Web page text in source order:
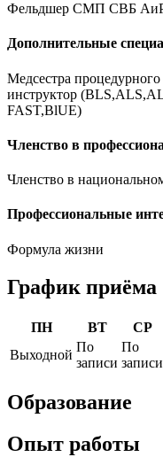
Фельдшер СМП СВБ
Дополнительные
Медсестра
инструктор
FAST,BlUE)
Членство в
Членство в
Профессиональные
Формула жизни
График приёма
ПН ВТ СР
Выходной
По
записи
По
записи
Образование
Опыт работы